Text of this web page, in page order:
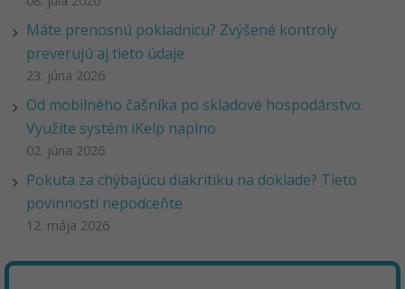
Máte prenosnú pokladnicu? Zvýšené kontroly
preverujú aj tieto údaje
23. júna 2026
Od mobilného čašníka po skladové hospodárstvo.
Využite systém iKelp naplno
02. júna 2026
Pokuta za chýbajúcu diakritiku na doklade? Tieto
povinnosti nepodceňte
12. mája 2026